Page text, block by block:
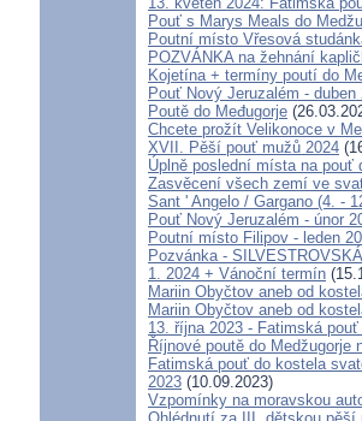
Pouť s Marys Meals do
Poutní místo Vřesová
POZVÁNKA na žehnání
Kojetína + termíny poutí do
Pouť Nový Jeruzalém - duben
Poutě do Međugorje
Chcete prožít Velikonoce v
XVII. Pěší pouť mužů 2024
Úplně poslední místa na pouť
Zasvěcení všech zemí ve
Sant ' Angelo / Gargano (4. -
Pouť Nový Jeruzalém - únor
Poutní místo Filipov - leden
Pozvánka -
1. 2024 + Vánoční termín
Mariin Obyčtov aneb od
Mariin Obyčtov aneb od
13. října 2023 - Fatimská
Říjnové poutě do Medžugorje
Fatimská pouť do kostela
2023 (10.09.2023)
Vzpomínky na moravskou